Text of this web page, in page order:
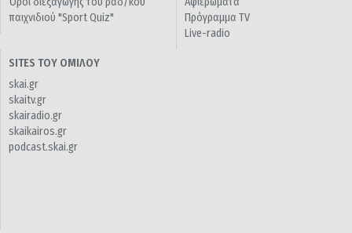
παιχνιδιού "Sport Quiz"
Πρόγραμμα TV
Live-radio
SITES ΤΟΥ ΟΜΙΛΟΥ
skai.gr
skaitv.gr
skairadio.gr
skaikairos.gr
podcast.skai.gr